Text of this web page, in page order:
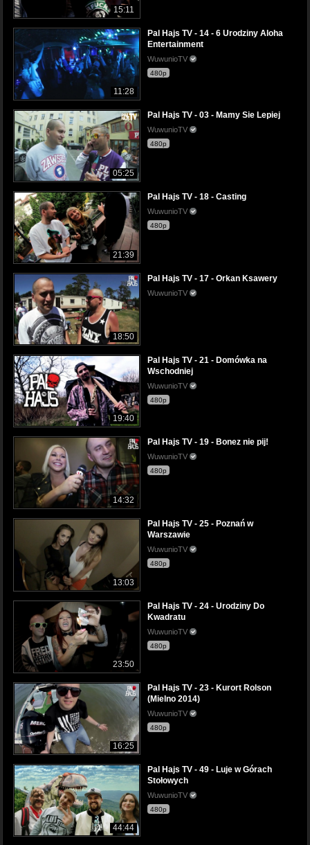
15:11
11:28
Pal Hajs TV - 14 - 6 Urodziny Aloha
Entertainment
WuwunioTV
480p
05:25
Pal Hajs TV - 03 - Mamy Sie Lepiej
WuwunioTV
480p
21:39
Pal Hajs TV - 18 - Casting
WuwunioTV
480p
18:50
Pal Hajs TV - 17 - Orkan Ksawery
WuwunioTV
19:40
Pal Hajs TV - 21 - Domówka na
Wschodniej
WuwunioTV
480p
14:32
Pal Hajs TV - 19 - Bonez nie pij!
WuwunioTV
480p
13:03
Pal Hajs TV - 25 - Poznań w
Warszawie
WuwunioTV
480p
23:50
Pal Hajs TV - 24 - Urodziny Do
Kwadratu
WuwunioTV
480p
16:25
Pal Hajs TV - 23 - Kurort Rolson
(Mielno 2014)
WuwunioTV
480p
44:44
Pal Hajs TV - 49 - Luje w Górach
Stołowych
WuwunioTV
480p